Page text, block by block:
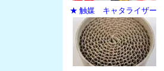
★ 触媒 キャタライザー